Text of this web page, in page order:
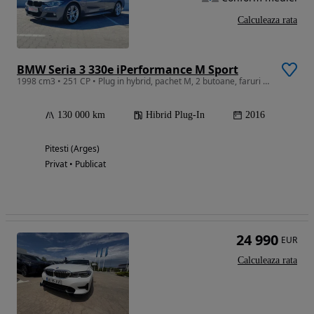
BMW Seria 3 330e iPerformance M Sport
1998 cm3 • 251 CP • Plug in hybrid, pachet M, 2 butoane, faruri full Led, connected drive
130 000 km Hibrid Plug-In 2016
Pitesti (Arges)
Privat • Publicat
Calculeaza rata
24 990 EUR
Calculeaza rata